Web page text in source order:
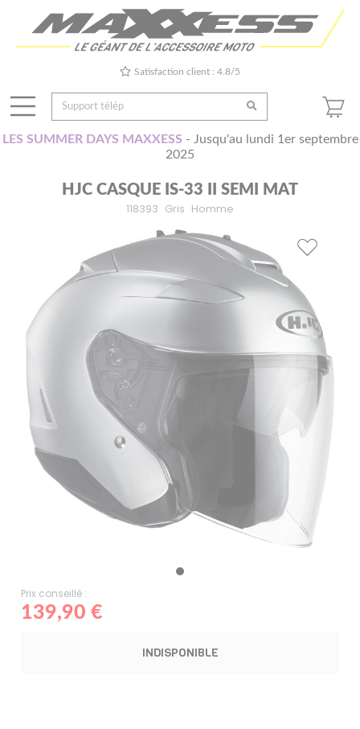
Satisfaction client : 4.8/5
LES SUMMER DAYS MAXXESS - Jusqu'au lundi 1er septembre
2025
HJC CASQUE IS-33 II SEMI MAT
118393 Gris Homme
Prix conseillé :
139,90 €
INDISPONIBLE